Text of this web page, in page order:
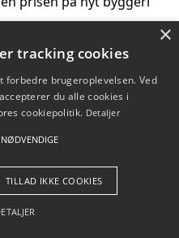
uden binding
- Pilanto Aps
Betingelser
×
tracking cookies
forbedre brugeroplevelsen. Ved
du alle cookies i
cookiepolitik. Detaljer
NØDVENDIGE
TILLAD IKKE COOKIES